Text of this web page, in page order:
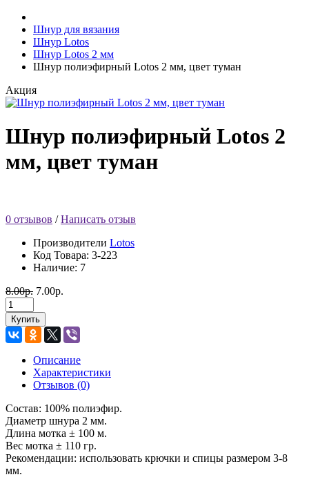
Шнур для вязания
Шнур Lotos
Шнур Lotos 2 мм
Шнур полиэфирный Lotos 2 мм, цвет туман
Акция
Шнур полиэфирный Lotos 2
мм, цвет туман
0 отзывов /Написать отзыв
Производители Lotos
Код Товара: 3-223
Наличие: 7
8.00р. 7.00р.
Купить
Описание
Характеристики
Отзывов (0)
Состав: 100% полиэфир.
Диаметр шнура 2 мм.
Длина мотка ± 100 м.
Вес мотка ± 110 гр.
Рекомендации: использовать крючки и спицы размером 3-8
мм.